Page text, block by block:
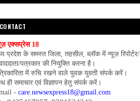
CONTACT
एक्सप्रेस 18
प्रदेश के समस्त जिला, तहसील, ब्लॉक में न्यूज़ रिपोर्टर/
पत्रकार की नियुक्ति करना है।
में रुचि रखने वाले युवक युवती संपर्क करें।
ही समाचार एवं विज्ञापन हेतु संपर्क करें।
- care.newsexpress18@gmail.com